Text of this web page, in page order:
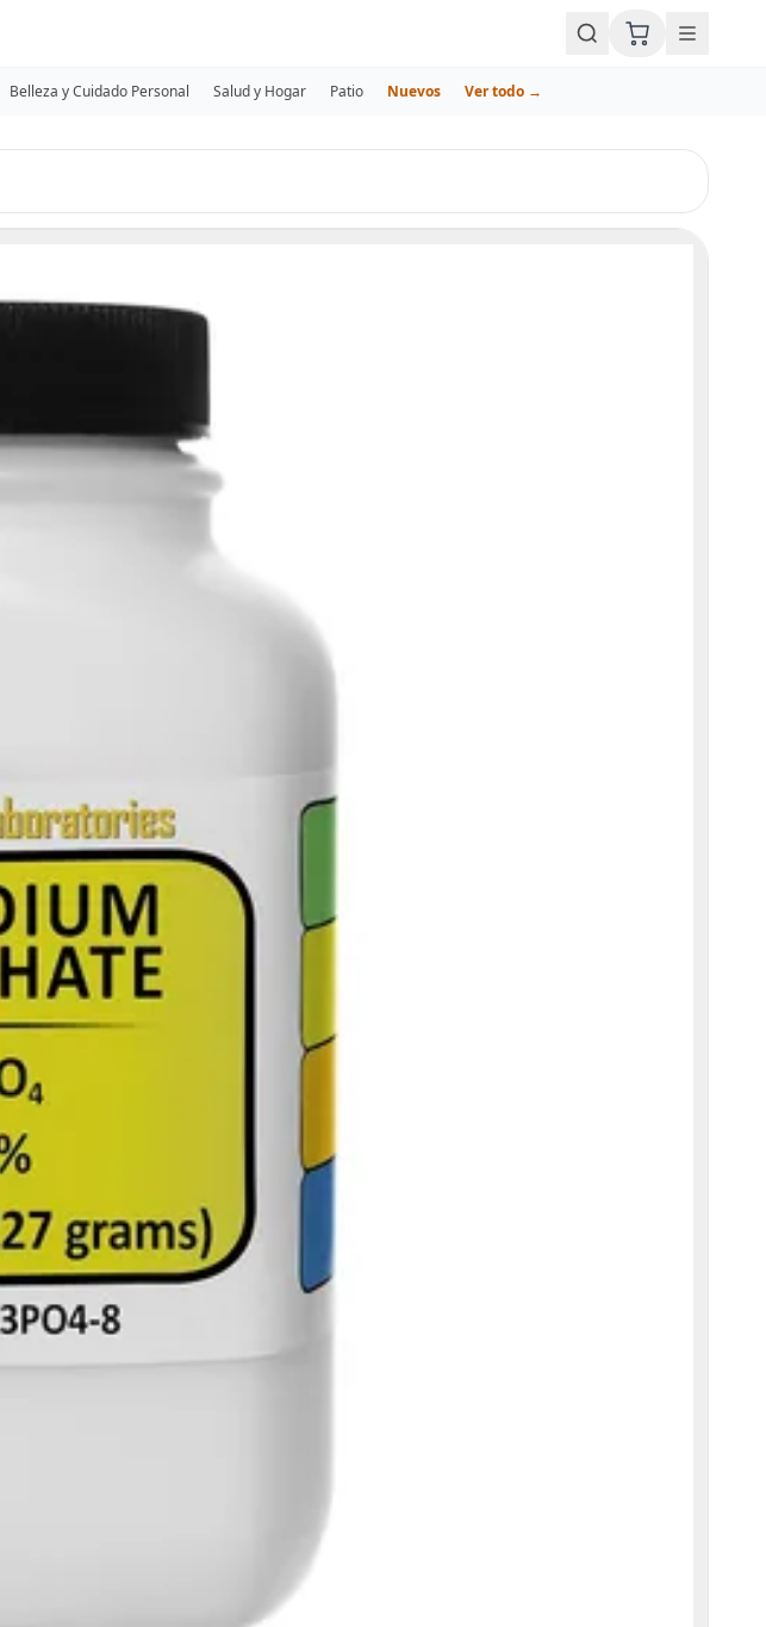
Belleza y Cuidado Personal Salud y Hogar Patio Nuevos Ver todo →